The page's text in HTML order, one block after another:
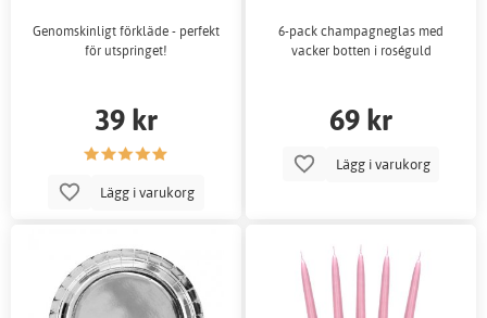
Genomskinligt förkläde - perfekt
för utspringet!
39 kr
Lägg i varukorg
6-pack champagneglas med
vacker botten i roséguld
69 kr
Lägg i varukorg